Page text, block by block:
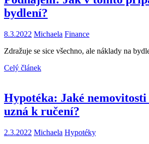
bydlení?
8.3.2022 Michaela Finance
Zdražuje se sice všechno, ale náklady na
Celý článek
Hypotéka: Jaké nemovitosti
uzná k ručení?
2.3.2022 Michaela Hypotéky